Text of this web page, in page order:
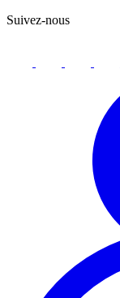
Suivez-nous